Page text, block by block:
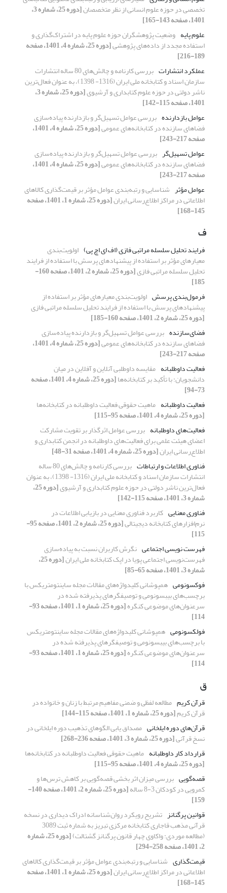
تخصصی در حوزه‌ علوم انسانی از نظر متخصصان [دوره 25، شماره 3،
1401، صفحه 143-165]
علوم پایه وضعیت پژوهشگران حوزه علوم پایه در اشتراک‌گذاری و
استفاده مجدد از داده‌های پژوهشی [دوره 25، شماره 4، 1401، صفحه
189-216]
عملکرد انتشارات
بررسی کارنامه و چالش‌های 80 ساله انتشارات
سازمان اسناد و کتابخانه ملی ایران (1316- 1398)، به عنوان فعال‌ترین
ناشر دولتی در حوزه علوم کتابداری و آرشیوی [دوره 25، شماره 3،
1401، صفحه 115-142]
عوامل بازدارنده بررسی عوامل تسهیل‌گر و بازدارنده پیاده‌سازی
فضاهای سازنده در کتابخانه‌های عمومی [دوره 25، شماره 4، 1401،
صفحه 217-243]
عوامل تسهیل‌گر بررسی عوامل تسهیل‌گر و بازدارنده پیاده‌سازی
فضاهای سازنده در کتابخانه‌های عمومی [دوره 25، شماره 4، 1401،
صفحه 217-243]
عوامل مؤثر شناسایی و رتبه‌بندی عوامل مؤثر بر قیمت‌گذاری کالاهای
اطلاعاتی در مراکز اطلاع‌رسانی ایران [دوره 25، شماره 1، 1401، صفحه
145-168]
ف
فرایند تحلیل سلسله مراتبی فازی (اف ای اچ پی) اولویت‌بندی
معیارهای مؤثر بر استفاده از پیشنهادهای پرسش با استفاده از فرایند
تحلیل سلسله مراتبی فازی [دوره 25، شماره 2، 1401، صفحه 160-
185]
فرمول‌بندی پرسش اولویت‌بندی معیارهای مؤثر بر استفاده از
پیشنهادهای پرسش با استفاده از فرایند تحلیل سلسله مراتبی فازی
[دوره 25، شماره 2، 1401، صفحه 160-185]
فضای‌سازنده بررسی عوامل تسهیل‌گر و بازدارنده پیاده‌سازی
فضاهای سازنده در کتابخانه‌های عمومی [دوره 25، شماره 4، 1401،
صفحه 217-243]
فعالیت داوطلبانه مقایسه داوطلبی آنلاین و آفلاین در میان
دانشجویان: با تأکید بر کتابخانه‌ها [دوره 25، شماره 4، 1401، صفحه
73-94]
فعالیت داوطلبانه ماهیت حقوقی فعالیت داوطلبانه در کتابخانه‌ها
[دوره 25، شماره 4، 1401، صفحه 95-115]
فعالیت‌های داوطلبانه بررسی عوامل اثرگذار بر تقویت مشارکت
اعضای هیئت علمی برای فعالیت‌های داوطلبانه در انجمن کتابداری و
اطلاع‌رسانی ایران[دوره 25، شماره 4، 1401، صفحه 31-48]
فناوری اطلاعات و ارتباطات
بررسی کارنامه و چالش‌های 80 ساله
انتشارات سازمان اسناد و کتابخانه ملی ایران (1316- 1398)، به عنوان
فعال‌ترین ناشر دولتی در حوزه علوم کتابداری و آرشیوی [دوره 25،
شماره 3، 1401، صفحه 115-142]
فناوری معنایی کاربرد فناوری معنایی در بازیابی اطلاعات در
نرم‌افزارهای کتابخانه دیجیتالی [دوره 25، شماره 2، 1401، صفحه 95-
115]
فهرست نویسی اجتماعی نگرش کاربران نسبت به پیاده‌سازی
فهرست‌نویسی اجتماعی پویا در اپک کتابخانه ملی ایران [دوره 25،
شماره 3، 1401، صفحه 65-85]
فوکسونومی همپوشانی کلیدواژه‌های مقالات مجله ساینتومتریکس با
برچسب‌های بیبسونومی و توصیفگرهای پذیرفته شده در
سرعنوان‌های موضوعی کنگره [دوره 25، شماره 1، 1401، صفحه 93-
114]
فولکسونومی همپوشانی کلیدواژه‌های مقالات مجله ساینتومتریکس
با برچسب‌های بیبسونومی و توصیفگرهای پذیرفته شده در
سرعنوان‌های موضوعی کنگره [دوره 25، شماره 1، 1401، صفحه 93-
114]
ق
قرآن کریم مطالعه لفظی و ضمنی مفاهیم مرتبط با زنان و خانواده در
قرآن کریم[دوره 25، شماره 1، 1401، صفحه 115-144]
قرآن‌های دوره‬ ایلخانی مصداق یابی الگوهای تذهیب دوره ایلخانی در
نسخ قرآنی[دوره 25، شماره 3، 1401، صفحه 236-268]
قرارداد کار داوطلبانه ماهیت حقوقی فعالیت داوطلبانه در کتابخانه‌ها
[دوره 25، شماره 4، 1401، صفحه 95-115]
قصه‌گویی بررسی میزان اثر بخشی قصه‌گویی بر کاهش ترس‌ها و
کمرویی در کودکان 3-8 ساله [دوره 25، شماره 2، 1401، صفحه 140-
159]
قوانین پرگنانز تشریح رویکرد روان‌شناسانه ادراک دیداری در نسخه
قرآنی مذهب قاجاری کتابخانه مرکزی تبریز به شماره ثبت 3089
(مطالعه موردی: واکاوی چهار قانون پرگنانز گشتالت) [دوره 25، شماره
2، 1401، صفحه 258-294]
قیمت‌گذاری شناسایی و رتبه‌بندی عوامل مؤثر بر قیمت‌گذاری کالاهای
اطلاعاتی در مراکز اطلاع‌رسانی ایران [دوره 25، شماره 1، 1401، صفحه
145-168]